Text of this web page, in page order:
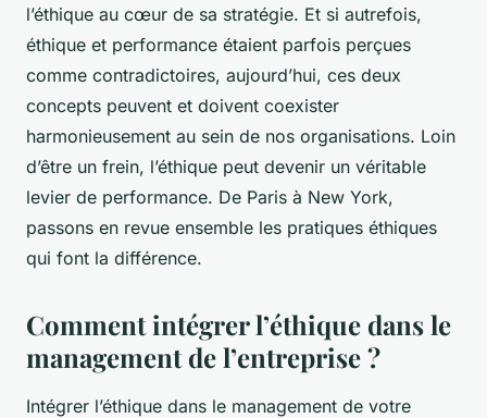
l’éthique au cœur de sa stratégie. Et si autrefois,
éthique et performance étaient parfois perçues
comme contradictoires, aujourd’hui, ces deux
concepts peuvent et doivent coexister
harmonieusement au sein de nos organisations. Loin
d’être un frein, l’éthique peut devenir un véritable
levier de performance. De Paris à New York,
passons en revue ensemble les pratiques éthiques
qui font la différence.
Comment intégrer l’éthique dans le
management de l’entreprise ?
Intégrer l’éthique dans le management de votre